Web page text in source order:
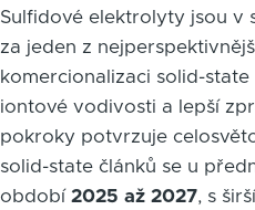
Sulfidové elektrolyty jsou v
za jeden z
komercionalizaci solid-
iontové vodivosti a lepší
pokroky potvrzuje
solid-state článků se u
období 2025 až 2027, s